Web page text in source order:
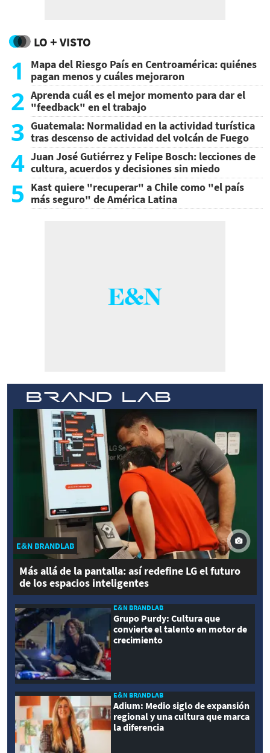
LO + VISTO
1
Mapa del Riesgo País en Centroamérica: quiénes
pagan menos y cuáles mejoraron
2 Aprenda cuál es el mejor momento para dar el
"feedback" en el trabajo
3 Guatemala: Normalidad en la actividad turística
tras descenso de actividad del volcán de Fuego
4 Juan José Gutiérrez y Felipe Bosch: lecciones de
cultura, acuerdos y decisiones sin miedo
5 Kast quiere "recuperar" a Chile como "el país
más seguro" de América Latina
E&N BRANDLAB
Más allá de la pantalla: así redefine LG el futuro
de los espacios inteligentes
E&N BRANDLAB
Grupo Purdy: Cultura que
convierte el talento en motor de
crecimiento
E&N BRANDLAB
Adium: Medio siglo de expansión
regional y una cultura que marca
la diferencia